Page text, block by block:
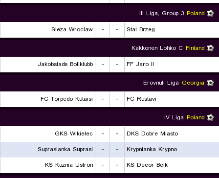
Poland
III Liga, Group 3
Stal Brzeg
-
-
Sleza Wroclaw
Finland
Kakkonen Lohko C
FF Jaro II
-
-
Jakobstads Bollklubb
Georgia
Erovnuli Liga
FC Rustavi
-
-
FC Torpedo Kutaisi
Poland
IV Liga
DKS Dobre Miasto
-
-
GKS Wikielec
Krypnianka Krypno
-
-
Supraslanka Suprasl
KS Decor Belk
-
-
KS Kuznia Ustron